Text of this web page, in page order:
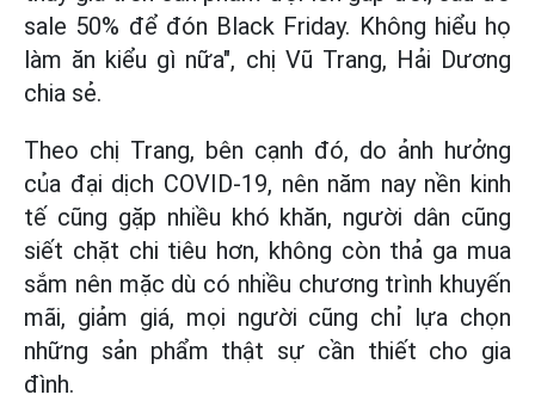
sale 50% để đón Black Friday. Không hiểu họ
làm ăn kiểu gì nữa", chị Vũ Trang, Hải Dương
chia sẻ.
Theo chị Trang, bên cạnh đó, do ảnh hưởng
của đại dịch COVID-19, nên năm nay nền kinh
tế cũng gặp nhiều khó khăn, người dân cũng
siết chặt chi tiêu hơn, không còn thả ga mua
sắm nên mặc dù có nhiều chương trình khuyến
mãi, giảm giá, mọi người cũng chỉ lựa chọn
những sản phẩm thật sự cần thiết cho gia
đình.